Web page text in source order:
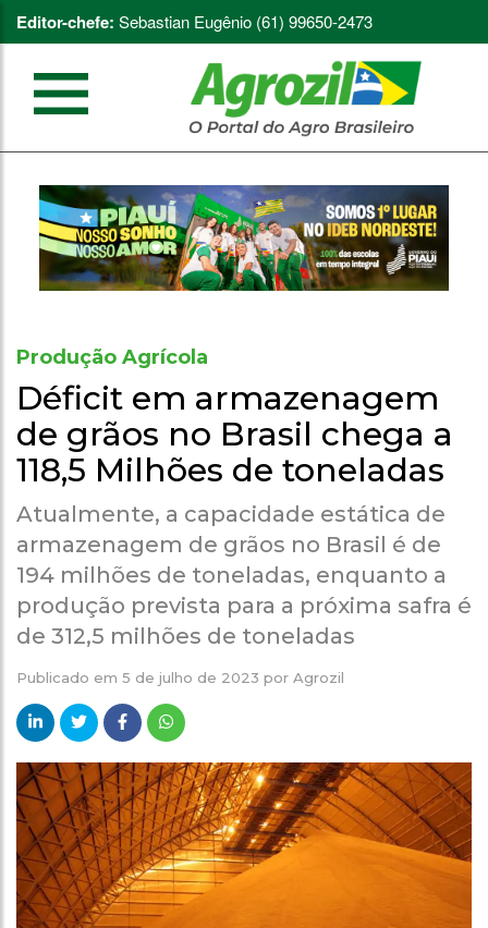
Editor-chefe: Sebastian Eugênio (61) 99650-2473
Produção Agrícola
Déficit em armazenagem
de grãos no Brasil chega a
118,5 Milhões de toneladas
Atualmente, a capacidade estática de
armazenagem de grãos no Brasil é de
194 milhões de toneladas, enquanto a
produção prevista para a próxima safra é
de 312,5 milhões de toneladas
Publicado em 5 de julho de 2023 por Agrozil